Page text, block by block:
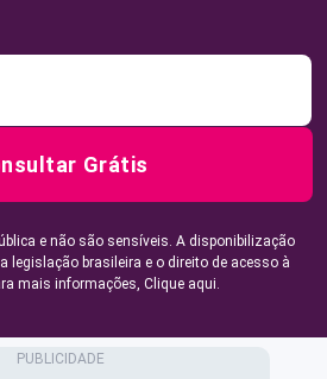
Grátis
e não são sensíveis. A disponibilização
legislação brasileira e o direito de acesso à
mais informações, Clique aqui.